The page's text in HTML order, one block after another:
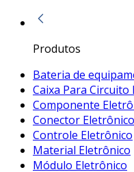
Produtos
Bateria de
Caixa Para Circuito
Componente
Conector Eletrônico
Controle Eletrônico
Material Eletrônico
Módulo Eletrônico